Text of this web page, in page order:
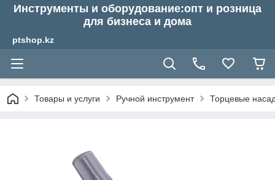
Инструменты и оборудование:опт и розница
для бизнеса и дома
ptshop.kz
Товары и услуги Ручной инструмент Торцевые